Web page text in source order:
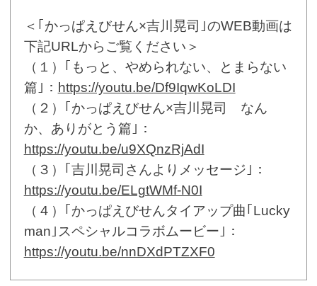
＜｢かっぱえびせん×吉川晃司｣のWEB動画は
下記URLからご覧ください＞
（１）｢もっと、やめられない、とまらない
篇｣： https://youtu.be/Df9IqwKoLDI
（２）｢かっぱえびせん×吉川晃司 なん
か、ありがとう篇｣：
https://youtu.be/u9XQnzRjAdI
（３）｢吉川晃司さんよりメッセージ｣：
https://youtu.be/ELgtWMf-N0I
（４）｢かっぱえびせんタイアップ曲｢Lucky
man｣スペシャルコラボムービー｣：
https://youtu.be/nnDXdPTZXF0